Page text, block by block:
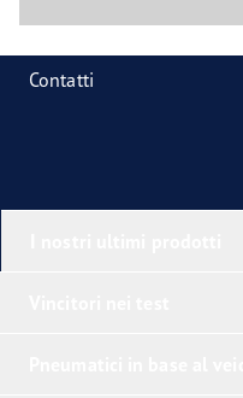
Contatti